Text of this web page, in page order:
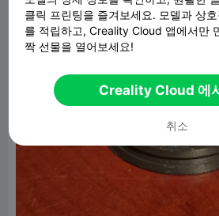
클릭 프린팅을 즐겨보세요. 모델과 상
를 적립하고, Creality Cloud 앱에서만
짝 선물을 열어보세요!
Creality Cloud 에
취소